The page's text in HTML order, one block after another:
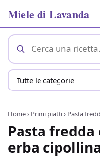
Miele di Lavanda
Home› Primi piatti› Pasta
Pasta fredda
erba cipollina